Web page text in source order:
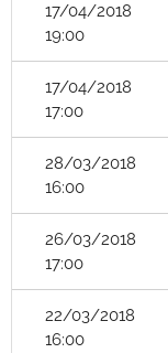
17/04/2018
19:00
17/04/2018
17:00
28/03/2018
16:00
26/03/2018
17:00
22/03/2018
16:00